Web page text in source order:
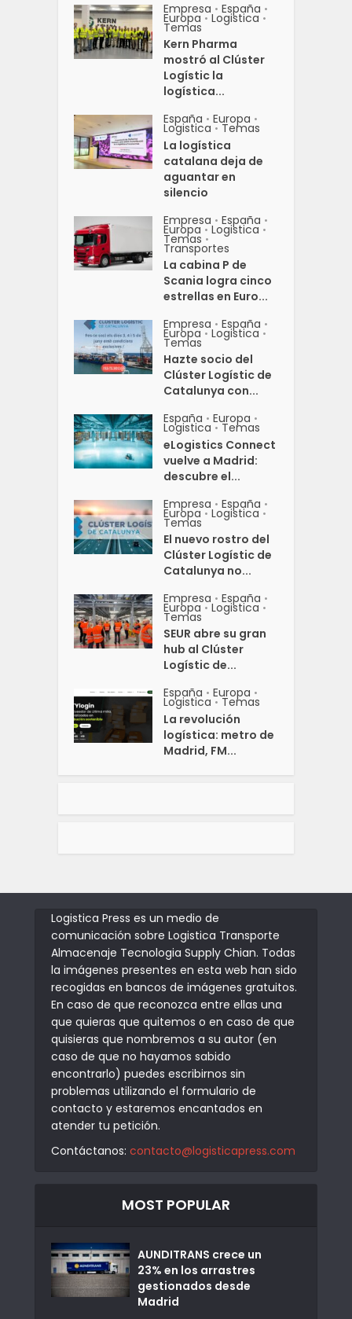
Empresa • España •
Europa • Logistica •
Temas
Kern Pharma
mostró al Clúster
Logístic la
logística...
España • Europa •
Logistica • Temas
La logística
catalana deja de
aguantar en
silencio
Empresa • España •
Europa • Logistica •
Temas •
Transportes
La cabina P de
Scania logra cinco
estrellas en Euro...
Empresa • España •
Europa • Logistica •
Temas
Hazte socio del
Clúster Logístic de
Catalunya con...
España • Europa •
Logistica • Temas
eLogistics Connect
vuelve a Madrid:
descubre el...
Empresa • España •
Europa • Logistica •
Temas
El nuevo rostro del
Clúster Logístic de
Catalunya no...
Empresa • España •
Europa • Logistica •
Temas
SEUR abre su gran
hub al Clúster
Logístic de...
España • Europa •
Logistica • Temas
La revolución
logística: metro de
Madrid, FM...
Logistica Press es un medio de
comunicación sobre Logistica Transporte
Almacenaje Tecnologia Supply Chian. Todas
la imágenes presentes en esta web han sido
recogidas en bancos de imágenes gratuitos.
En caso de que reconozca entre ellas una
que quieras que quitemos o en caso de que
quisieras que nombremos a su autor (en
caso de que no hayamos sabido
encontrarlo) puedes escribirnos sin
problemas utilizando el formulario de
contacto y estaremos encantados en
atender tu petición.
Contáctanos: contacto@logisticapress.com
MOST POPULAR
AUNDITRANS crece un
23% en los arrastres
gestionados desde
Madrid